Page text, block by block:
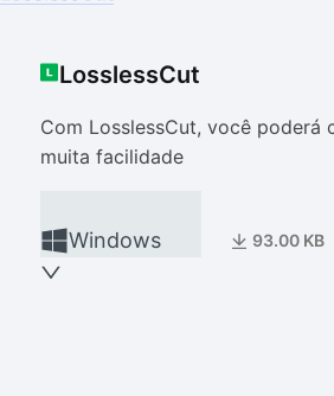
LosslessCut
Com LosslessCut, você poderá
muita facilidade
Windows 93.00 KB